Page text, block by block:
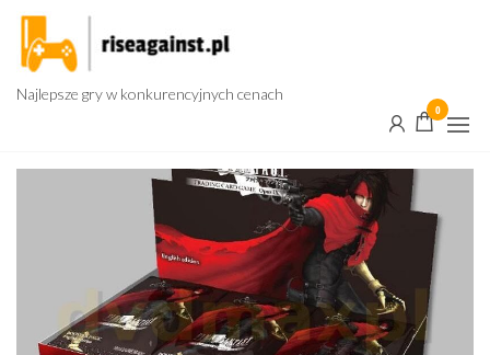
Przejdź
treści
Najlepsze gry w konkurencyjnych cenach
0